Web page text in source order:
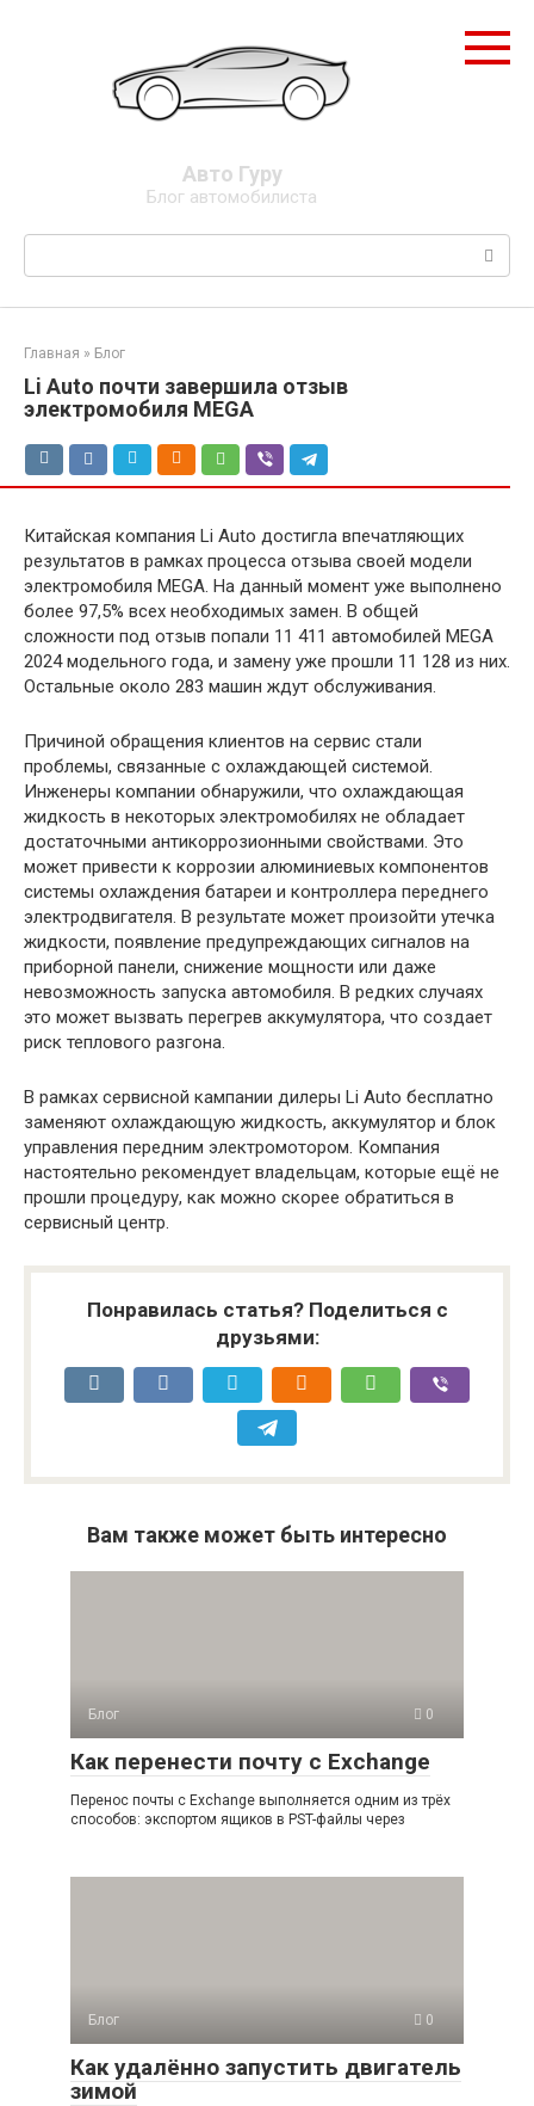
Авто Гуру
Блог автомобилиста
Поиск:
Главная » Блог
Li Auto почти завершила отзыв
электромобиля MEGA
Китайская компания Li Auto достигла впечатляющих
результатов в рамках процесса отзыва своей модели
электромобиля MEGA. На данный момент уже выполнено
более 97,5% всех необходимых замен. В общей
сложности под отзыв попали 11 411 автомобилей MEGA
2024 модельного года, и замену уже прошли 11 128 из них.
Остальные около 283 машин ждут обслуживания.
Причиной обращения клиентов на сервис стали
проблемы, связанные с охлаждающей системой.
Инженеры компании обнаружили, что охлаждающая
жидкость в некоторых электромобилях не обладает
достаточными антикоррозионными свойствами. Это
может привести к коррозии алюминиевых компонентов
системы охлаждения батареи и контроллера переднего
электродвигателя. В результате может произойти утечка
жидкости, появление предупреждающих сигналов на
приборной панели, снижение мощности или даже
невозможность запуска автомобиля. В редких случаях
это может вызвать перегрев аккумулятора, что создает
риск теплового разгона.
В рамках сервисной кампании дилеры Li Auto бесплатно
заменяют охлаждающую жидкость, аккумулятор и блок
управления передним электромотором. Компания
настоятельно рекомендует владельцам, которые ещё не
прошли процедуру, как можно скорее обратиться в
сервисный центр.
Понравилась статья? Поделиться с
друзьями:
Вам также может быть интересно
Блог 0
Как перенести почту с Exchange
Перенос почты с Exchange выполняется одним из трёх
способов: экспортом ящиков в PST-файлы через
Блог 0
Как удалённо запустить двигатель
зимой